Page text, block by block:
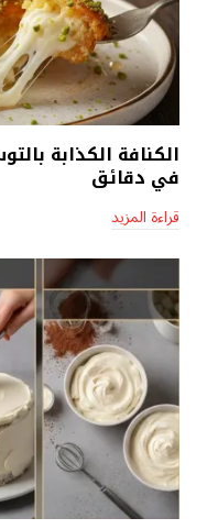
الكنافة الكذابة
في دقائق
قراءة المزيد